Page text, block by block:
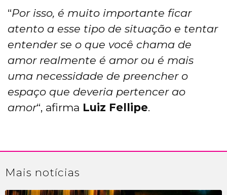
“Por isso, é muito importante ficar
atento a esse tipo de situação e tentar
entender se o que você chama de
amor realmente é amor ou é mais
uma necessidade de preencher o
espaço que deveria pertencer ao
amor“, afirma Luiz Fellipe.
Mais notícias